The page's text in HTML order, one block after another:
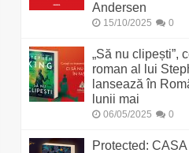
Andersen
15/10/2025 0
„Să nu clipești”,
roman al lui
lansează în
lunii mai
06/05/2025 0
Protected: